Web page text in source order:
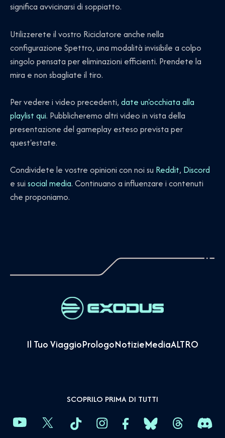
significa avvicinarsi di soppiatto.
Utilizzerete il vostro Riciclatore anche nella
configurazione Spettro, una modalità invisibile a colpo
singolo pensata per eliminazioni efficienti. Prendete la
mira e non sbagliate il tiro.
Per vedere i video precedenti, date un'occhiata alla
playlist qui. Pubblicheremo altri video in vista della
presentazione del gameplay esteso prevista per
quest'estate.
Condividete le vostre opinioni con noi su Reddit, Discord
e sui social media. Continuano a influenzare i contenuti
che proponiamo.
Il Tuo ViaggioPrologoNotizieMediaALTRO
SCOPRILO PRIMA DI TUTTI